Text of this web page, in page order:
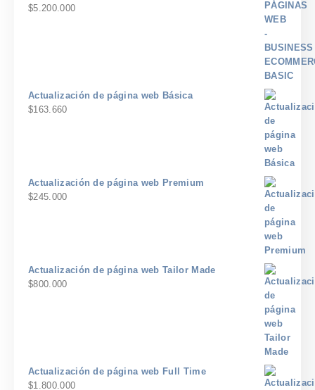
$5.200.000
Actualización de página web Básica
$163.660
Actualización de página web Premium
$245.000
Actualización de página web Tailor Made
$800.000
Actualización de página web Full Time
$1.800.000